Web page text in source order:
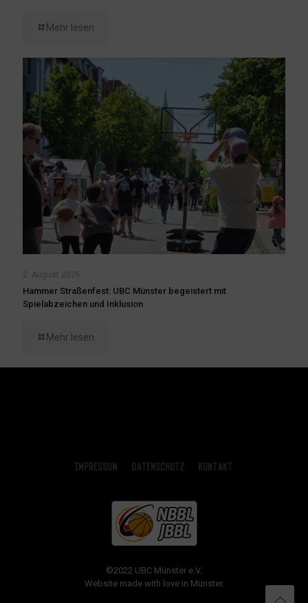
Mehr lesen
2. August 2026
Hammer Straßenfest: UBC Münster begeistert mit
Spielabzeichen und Inklusion
Mehr lesen
Impressum Datenschutz Kontakt
©2022 UBC Münster e.V.
Website made with love in Münster.